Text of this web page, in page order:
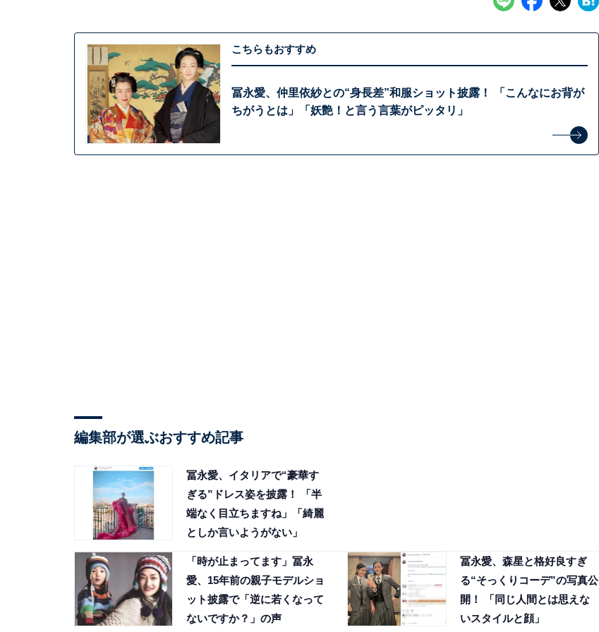
こちらもおすすめ
冨永愛、仲里依紗との“身長差”和服ショット披露！ 「こんなにお背が
ちがうとは」「妖艶！と言う言葉がピッタリ」
編集部が選ぶおすすめ記事
冨永愛、イタリアで“豪華す
ぎる”ドレス姿を披露！ 「半
端なく目立ちますね」「綺麗
としか言いようがない」
「時が止まってます」冨永
愛、15年前の親子モデルショ
ット披露で「逆に若くなって
ないですか？」の声
冨永愛、森星と格好良すぎ
る“そっくりコーデ”の写真公
開！ 「同じ人間とは思えな
いスタイルと顔」